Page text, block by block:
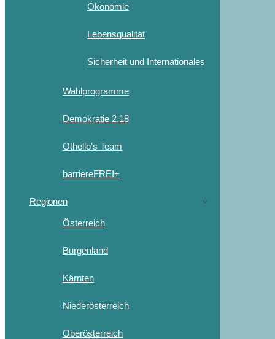
Ökonomie
Lebensqualität
Sicherheit und Internationales
Wahlprogramme
Demokratie 2.18
Othello’s Team
barriereFREI+
Regionen
Österreich
Burgenland
Kärnten
Niederösterreich
Oberösterreich